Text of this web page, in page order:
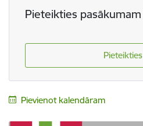
Pieteikties pasākumam
Pieteikties
Pievienot kalendāram